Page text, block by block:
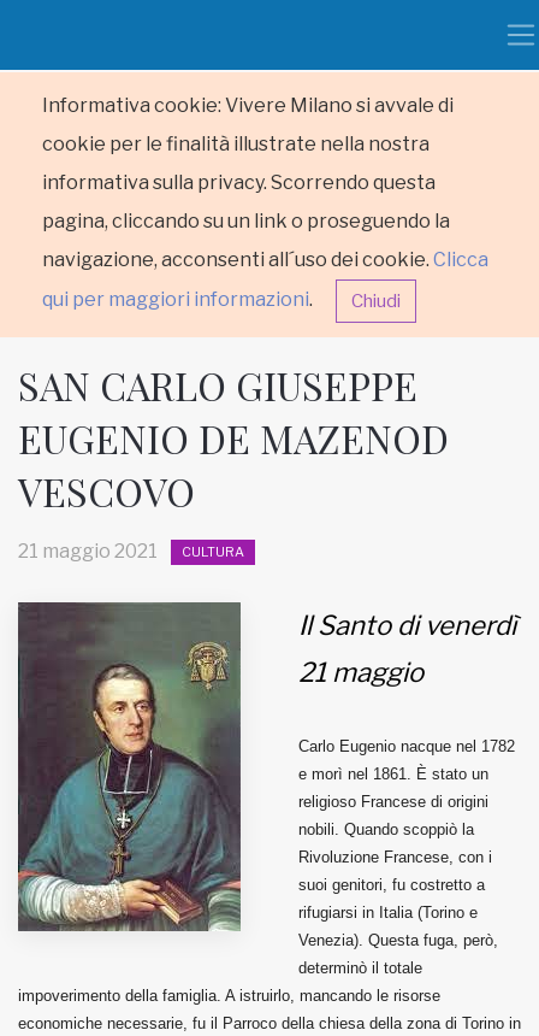
Informativa cookie: Vivere Milano si avvale di
cookie per le finalità illustrate nella nostra
informativa sulla privacy. Scorrendo questa
pagina, cliccando su un link o proseguendo la
navigazione, acconsenti all´uso dei cookie. Clicca
qui per maggiori informazioni. Chiudi
HOME
Inviateci le vostre segnalazioni
Iscriviti alla newsletter
www.viveremilano.info
Fondato e diretto da Enzo De
Bernardis
EDB edizioni - Via Brivio angolo C.
Imbonati, 89 20159 Milano (Italia)
SAN CARLO GIUSEPPE
EUGENIO DE MAZENOD
VESCOVO
21 maggio 2021 CULTURA
Il Santo di venerdì
21 maggio
Carlo Eugenio nacque nel 1782
e morì nel 1861. È stato un
religioso Francese di origini
nobili. Quando scoppiò la
Rivoluzione Francese, con i
suoi genitori, fu costretto a
rifugiarsi in Italia (Torino e
Venezia). Questa fuga, però,
determinò il totale
impoverimento della famiglia. A istruirlo, mancando le risorse
economiche necessarie, fu il Parroco della chiesa della zona di Torino in